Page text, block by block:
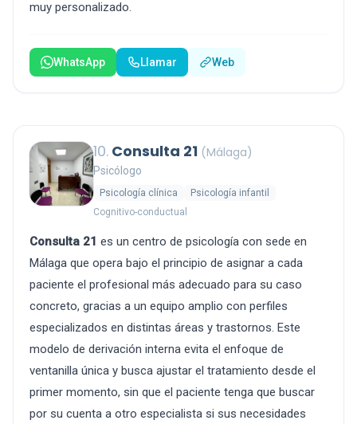
muy personalizado.
WhatsApp Llamar Web
10. Consulta 21 (Málaga)
Psicólogo
Psicología clínica
Psicología infantil
Cognitivo-conductual
Consulta 21 es un centro de psicología con sede en
Málaga que opera bajo el principio de asignar a cada
paciente el profesional más adecuado para su caso
concreto, gracias a un equipo amplio con perfiles
especializados en distintas áreas y trastornos. Este
modelo de derivación interna evita el enfoque de
ventanilla única y busca ajustar el tratamiento desde el
primer momento, sin que el paciente tenga que buscar
por su cuenta a otro especialista si sus necesidades